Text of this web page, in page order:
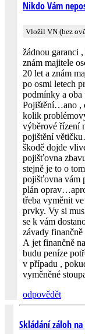
Nikdo Vám
Vložil VN (bez
žádnou garanci
znám majitele
20 let a znám
po osmi letech
podmínky a
Pojištění…ano ,
kolik
výběrové řízení
pojištění
škodě dojde
pojišťovna
stejně je to o
pojišťovna vám
plán
třeba vyměnit
prvky. Vy si
se k vám
závady finančně
A jet finančně
budu peníze
v případu ,
vyměněné
odpovědět
Skládání záloh